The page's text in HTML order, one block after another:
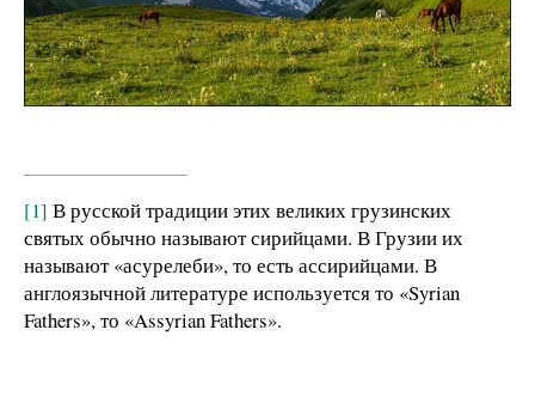
[1] В русской традиции этих великих грузинских
святых обычно называют сирийцами. В Грузии их
называют «асурелеби», то есть ассирийцами. В
англоязычной литературе используется то «Syrian
Fathers», то «Assyrian Fathers».